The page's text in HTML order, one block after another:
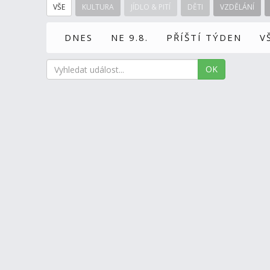
VŠE KULTURA JÍDLO & PITÍ DĚTI VZDĚLÁNÍ
DNES NE 9.8. PŘÍŠTÍ TÝDEN
OK